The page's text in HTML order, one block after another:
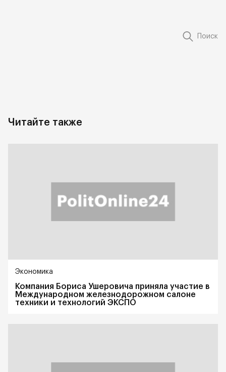
Поиск
Читайте также
Экономика
Компания Бориса Ушеровича приняла участие в
Международном железнодорожном салоне
техники и технологий ЭКСПО